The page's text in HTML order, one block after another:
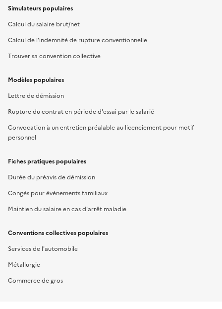
Simulateurs populaires
Calcul du salaire brut/net
Calcul de l'indemnité de rupture conventionnelle
Trouver sa convention collective
Modèles populaires
Lettre de démission
Rupture du contrat en période d'essai par le salarié
Convocation à un entretien préalable au licenciement pour motif
personnel
Fiches pratiques populaires
Durée du préavis de démission
Congés pour événements familiaux
Maintien du salaire en cas d'arrêt maladie
Conventions collectives populaires
Services de l'automobile
Métallurgie
Commerce de gros